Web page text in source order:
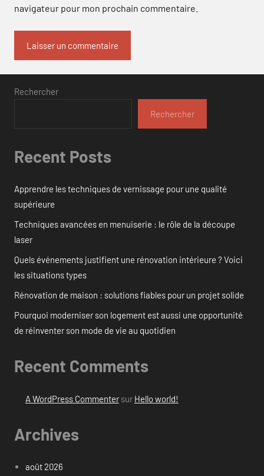
navigateur pour mon prochain commentaire.
Rechercher
Rechercher
Recent Posts
Apprendre les techniques de vernissage pour une qualité
supérieure
Techniques avancées en menuiserie : le rôle de la découpe
laser
Quels événements justifient une rénovation intérieure ? Voici
les situations types
Rénovation de maison : solutions fiables pour un projet solide
Pourquoi moderniser son logement est aussi une opportunité
de réinventer son mode de vie au quotidien
Recent Comments
A WordPress Commentersur Hello world!
Archives
août 2026